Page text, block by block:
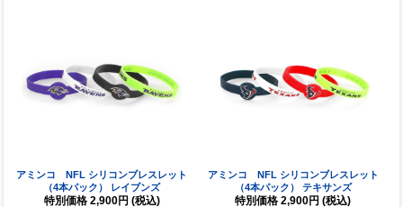
アミンコ NFL シリコンブレスレット
（4本パック） レイブンズ
特別価格 2,900円 (税込)
アミンコ NFL シリコンブレスレット
（4本パック） テキサンズ
特別価格 2,900円 (税込)